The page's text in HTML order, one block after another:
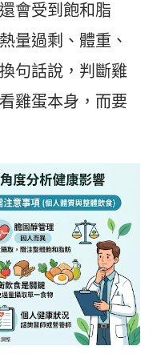
會受到飽和脂
量過剩、體重、
句話說，判斷雞
雞蛋本身，而要